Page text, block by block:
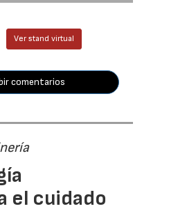
Ver stand virtual
comentarios
el cuidado